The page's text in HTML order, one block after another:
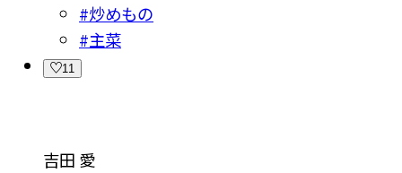
#炒めもの
#主菜
11
吉田 愛